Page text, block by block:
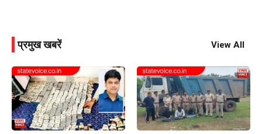
प्रमुख खबरें View All